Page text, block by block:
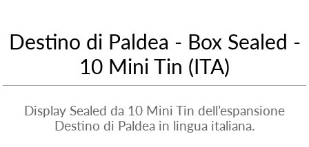
Destino di Paldea - Box Sealed -
10 Mini Tin (ITA)
Display Sealed da 10 Mini Tin dell’espansione
Destino di Paldea in lingua italiana.